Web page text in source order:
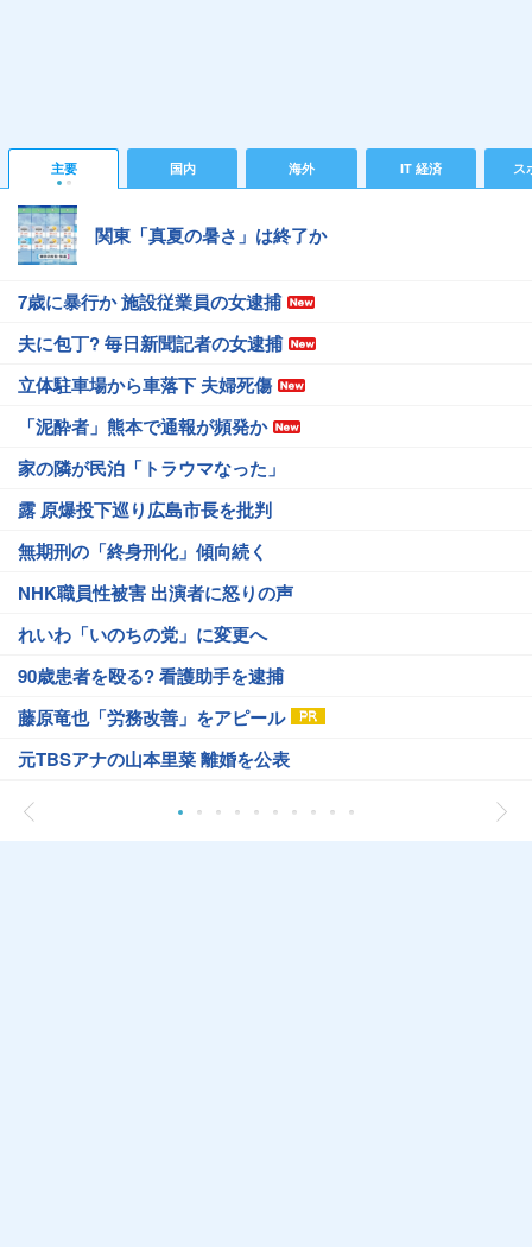
主要 国内 海外 IT 経済 ス
関東「真夏の暑さ」は終了か
7歳に暴行か 施設従業員の女逮捕
夫に包丁? 毎日新聞記者の女逮捕
立体駐車場から車落下 夫婦死傷
「泥酔者」熊本で通報が頻発か
家の隣が民泊「トラウマなった」
露 原爆投下巡り広島市長を批判
無期刑の「終身刑化」傾向続く
NHK職員性被害 出演者に怒りの声
れいわ「いのちの党」に変更へ
90歳患者を殴る? 看護助手を逮捕
藤原竜也「労務改善」をアピール
元TBSアナの山本里菜 離婚を公表